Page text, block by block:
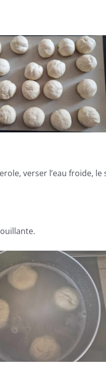
verser l’eau froide,